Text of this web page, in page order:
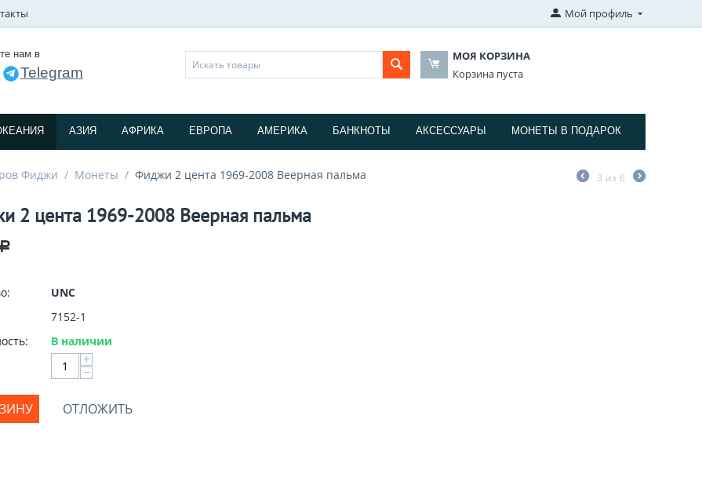
Мой профиль
нам в
Telegram
МОЯ КОРЗИНА
Корзина пуста
АЗИЯ АФРИКА ЕВРОПА АМЕРИКА БАНКНОТЫ АКСЕССУАРЫ МОНЕТЫ В ПОДАРОК
Фиджи / Монеты / Фиджи 2 цента 1969-2008 Веерная пальма 3 из 6
2 цента 1969-2008 Веерная пальма
Р
UNC
7152-1
В наличии
+
−
ОТЛОЖИТЬ